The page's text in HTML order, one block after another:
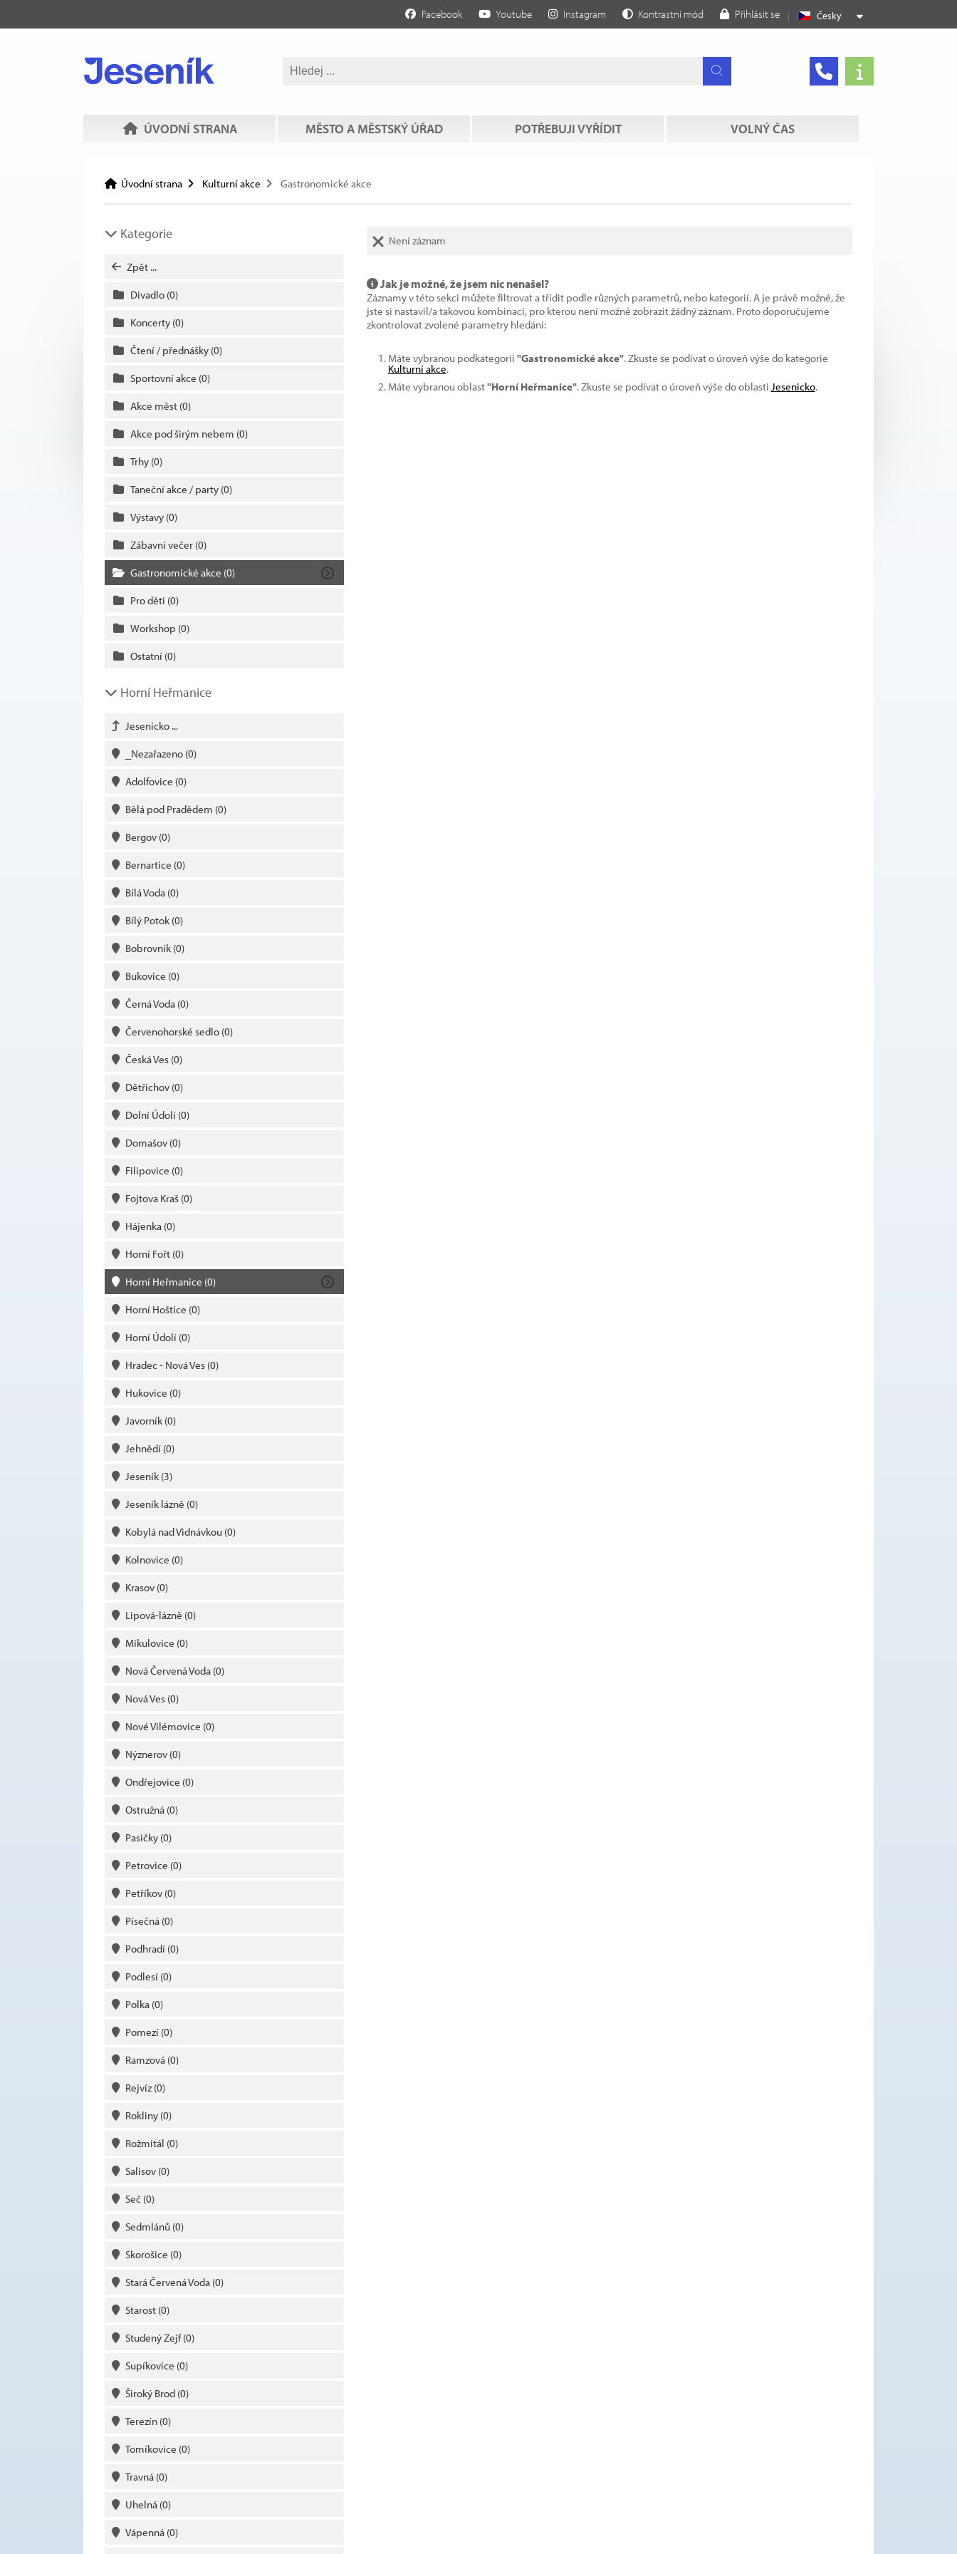
Česky
Facebook Youtube Instagram Kontrastní mód Přihlásit se
ÚVODNÍ STRANA MĚSTO A MĚSTSKÝ ÚŘAD POTŘEBUJI VYŘÍDIT VOLNÝ ČAS
Úvodní strana Kulturní akce Gastronomické akce
Kategorie
Zpět ...
Divadlo (0)
Koncerty (0)
Čtení / přednášky (0)
Sportovní akce (0)
Akce měst (0)
Akce pod širým nebem (0)
Trhy (0)
Taneční akce / party (0)
Výstavy (0)
Zábavní večer (0)
Gastronomické akce (0)
Pro děti (0)
Workshop (0)
Ostatní (0)
Horní Heřmanice
Jesenicko ...
_Nezařazeno (0)
Adolfovice (0)
Bělá pod Pradědem (0)
Bergov (0)
Bernartice (0)
Bílá Voda (0)
Bílý Potok (0)
Bobrovník (0)
Bukovice (0)
Černá Voda (0)
Červenohorské sedlo (0)
Česká Ves (0)
Dětřichov (0)
Dolní Údolí (0)
Domašov (0)
Filipovice (0)
Fojtova Kraš (0)
Hájenka (0)
Horní Fořt (0)
Horní Heřmanice (0)
Horní Hoštice (0)
Horní Údolí (0)
Hradec - Nová Ves (0)
Hukovice (0)
Javorník (0)
Jehnědí (0)
Jeseník (3)
Jeseník lázně (0)
Kobylá nad Vidnávkou (0)
Kolnovice (0)
Krasov (0)
Lipová-lázně (0)
Mikulovice (0)
Nová Červená Voda (0)
Nová Ves (0)
Nové Vilémovice (0)
Nýznerov (0)
Ondřejovice (0)
Ostružná (0)
Pasičky (0)
Petrovice (0)
Petříkov (0)
Písečná (0)
Podhradí (0)
Podlesí (0)
Polka (0)
Pomezí (0)
Ramzová (0)
Rejvíz(0)
Rokliny (0)
Rožmitál (0)
Salisov (0)
Seč (0)
Sedmlánů (0)
Skorošice (0)
Stará Červená Voda (0)
Starost (0)
Studený Zejf(0)
Supíkovice (0)
Široký Brod (0)
Terezín (0)
Tomíkovice (0)
Travná (0)
Uhelná (0)
Vápenná (0)
Není záznam
Jak je možné, že jsem nic nenašel?
Záznamy v této sekci můžete filtrovat a třídit podle různých parametrů, nebo kategorií. A je právě možné, že
jste si nastavil/a takovou kombinaci, pro kterou není možné zobrazit žádný záznam. Proto doporučujeme
zkontrolovat zvolené parametry hledání:
Máte vybranou podkategorii "Gastronomické akce". Zkuste se podívat o úroveň výše do kategorie
Kulturní akce.
Máte vybranou oblast"Horní Heřmanice". Zkuste se podívat o úroveň výše do oblasti Jesenicko.